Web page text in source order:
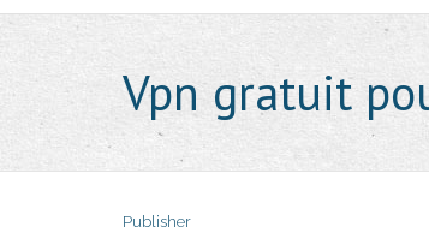
Vpn gratuit
Publisher